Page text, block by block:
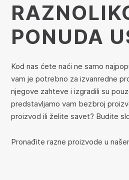
PONUDA
Kod nas ćete naći ne samo
vam je potrebno za izvanredne
njegove zahteve i izgradili su
predstavljamo vam bezbroj
proizvod ili želite savet? Budite
Pronađite razne proizvode u